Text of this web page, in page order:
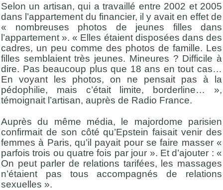
Selon un artisan, qui a travaillé entre 2002 et 2005
dans l’appartement du financier, il y avait en effet de
« nombreuses photos de jeunes filles dans
l’appartement ». « Elles étaient disposées dans des
cadres, un peu comme des photos de famille. Les
filles semblaient très jeunes. Mineures ? Difficile à
dire. Pas beaucoup plus que 18 ans en tout cas…
En voyant les photos, on ne pensait pas à la
pédophilie, mais c’était limite, borderline… »,
témoignait l’artisan, auprès de Radio France.
Auprès du même média, le majordome parisien
confirmait de son côté qu’Epstein faisait venir des
femmes à Paris, qu’il payait pour se faire masser «
parfois trois ou quatre fois par jour ». Et d’ajouter : «
On peut parler de relations tarifées, les massages
n’étaient pas tous accompagnés de relations
sexuelles ».